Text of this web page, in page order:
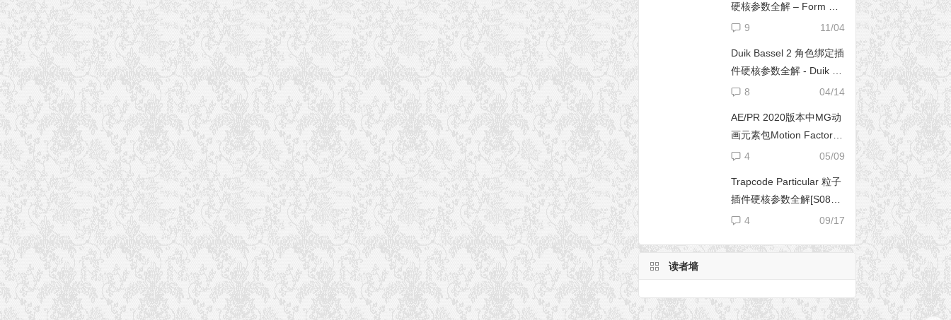
硬核参数全解 – Form 完
全使用手册
11/04
9
Duik Bassel 2 角色绑定插
件硬核参数全解 - Duik 16
完全使用手册
04/14
8
AE/PR 2020版本中MG动
画元素包Motion Factory
脚本无法导入文件夹05/09
4
Trapcode Particular 粒子
插件硬核参数全解[S08E0
2] – 阴影设置（Shadowle
09/17
4
读者墙